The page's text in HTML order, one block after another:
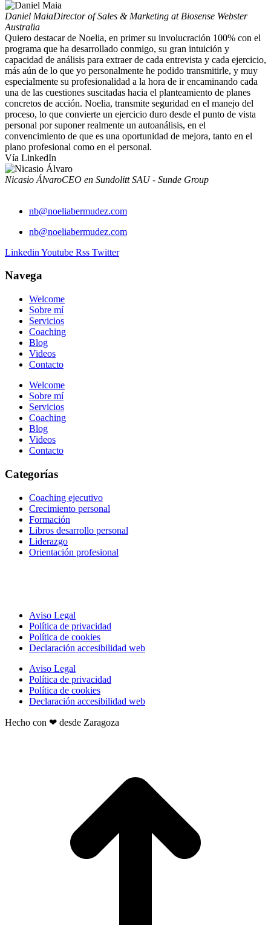
Daniel MaiaDirector of Sales & Marketing at Biosense Webster
Australia
Quiero destacar de Noelia, en primer su involucración 100% con el
programa que ha desarrollado conmigo, su gran intuición y
capacidad de análisis para extraer de cada entrevista y cada ejercicio,
más aún de lo que yo personalmente he podido transmitirle, y muy
especialmente su profesionalidad a la hora de ir encaminando cada
una de las cuestiones suscitadas hacia el planteamiento de planes
concretos de acción. Noelia, transmite seguridad en el manejo del
proceso, lo que convierte un ejercicio duro desde el punto de vista
personal por suponer realmente un autoanálisis, en el
convencimiento de que es una oportunidad de mejora, tanto en el
plano profesional como en el personal.
Vía LinkedIn
Nicasio ÁlvaroCEO en Sundolitt SAU - Sunde Group
nb@noeliabermudez.com
nb@noeliabermudez.com
Linkedin Youtube Rss Twitter
Navega
Welcome
Sobre mí
Servicios
Coaching
Blog
Videos
Contacto
Welcome
Sobre mí
Servicios
Coaching
Blog
Videos
Contacto
Categorías
Coaching ejecutivo
Crecimiento personal
Formación
Libros desarrollo personal
Liderazgo
Orientación profesional
Aviso Legal
Política de privacidad
Política de cookies
Declaración accesibilidad web
Aviso Legal
Política de privacidad
Política de cookies
Declaración accesibilidad web
Hecho con ❤ desde Zaragoza